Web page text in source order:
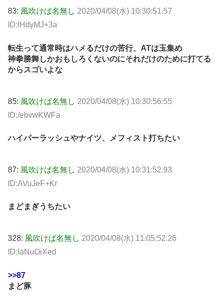
83: 風吹けば名無し 2020/04/08(水) 10:30:51.57
ID:lHdyMJ+3a
転生って通常時はハメるだけの苦行、ATは玉集め
神拳勝舞しかおもしろくないのにそれだけのために打てる
からスゴいよな
85: 風吹けば名無し 2020/04/08(水) 10:30:56.55
ID:/ebvwKWFa
ハイパーラッシュやナイツ、メフィスト打ちたい
87: 風吹けば名無し 2020/04/08(水) 10:31:52.93
ID:AVuJeF+Kr
まどまぎうちたい
328: 風吹けば名無し 2020/04/08(水) 11:05:52.26
ID:IaNuOiXed
>>87
まど豚